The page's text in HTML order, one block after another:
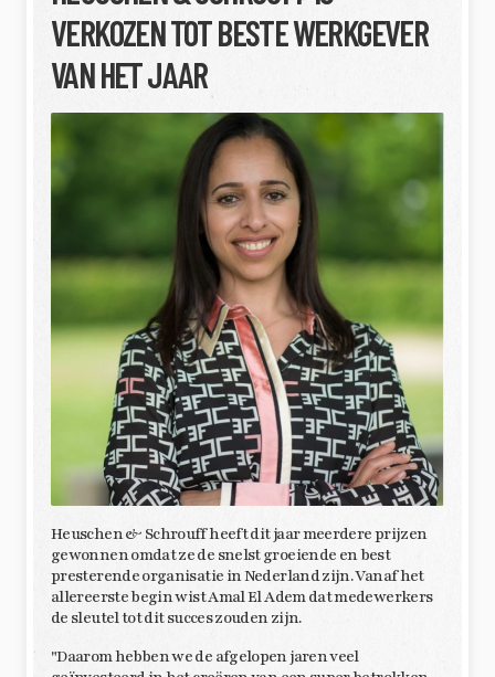
VERKOZEN TOT BESTE WERKGEVER
VAN HET JAAR
Heuschen & Schrouff heeft dit jaar meerdere prijzen
gewonnen omdat ze de snelst groeiende en best
presterende organisatie in Nederland zijn. Vanaf het
allereerste begin wist Amal El Adem dat medewerkers
de sleutel tot dit succes zouden zijn.
"Daarom hebben we de afgelopen jaren veel